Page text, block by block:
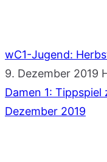
wC1-Jugend:
9. Dezember 2019
Damen 1: Tippspiel
Dezember 2019